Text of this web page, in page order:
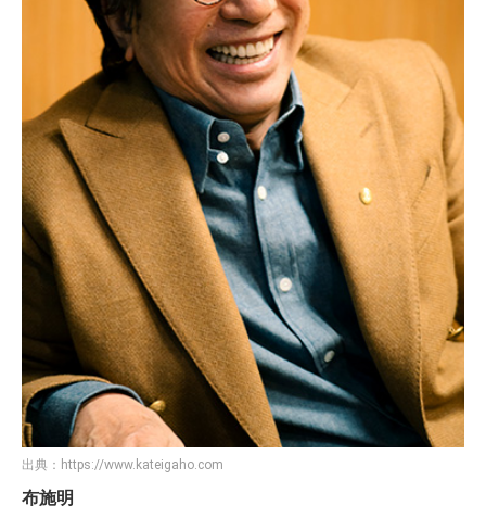
出典： https://www.kateigaho.com
布施明